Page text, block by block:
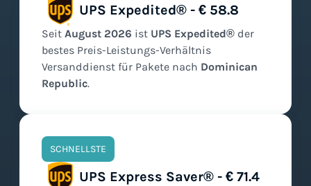
UPS Expedited® - € 58.8
Seit August 2026 ist UPS Expedited® der
bestes Preis-Leistungs-Verhältnis
Versanddienst für Pakete nach Dominican
Republic.
SCHNELLSTE
UPS Express Saver® - € 71.4